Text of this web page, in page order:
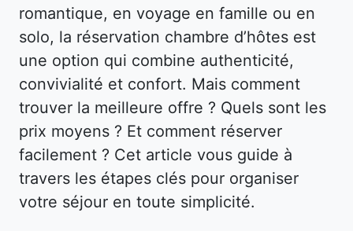
romantique, en voyage en famille ou en
solo, la réservation chambre d’hôtes est
une option qui combine authenticité,
convivialité et confort. Mais comment
trouver la meilleure offre ? Quels sont les
prix moyens ? Et comment réserver
facilement ? Cet article vous guide à
travers les étapes clés pour organiser
votre séjour en toute simplicité.